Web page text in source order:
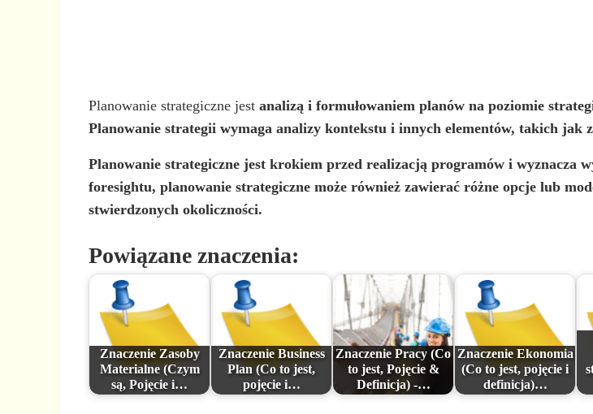
Planowanie strategiczne jestanalizą i formułowaniem planów na poziomie
Planowanie strategii wymaga analizy kontekstu i innych elementów, takich jak
Planowanie strategiczne jestkrokiem przed realizacją programów i wyznacza
foresightu, planowanie strategiczne może również zawierać różne opcje lub
stwierdzonych okoliczności.
Powiązane znaczenia:
Znaczenie Zasoby
Materialne (Czym
są, Pojęcie i…
Znaczenie Business
Plan (Co to jest,
pojęcie i…
Znaczenie Pracy (Co
to jest, Pojęcie &
Definicja) -…
Znaczenie Ekonomia
(Co to jest, pojęcie i
definicja)…